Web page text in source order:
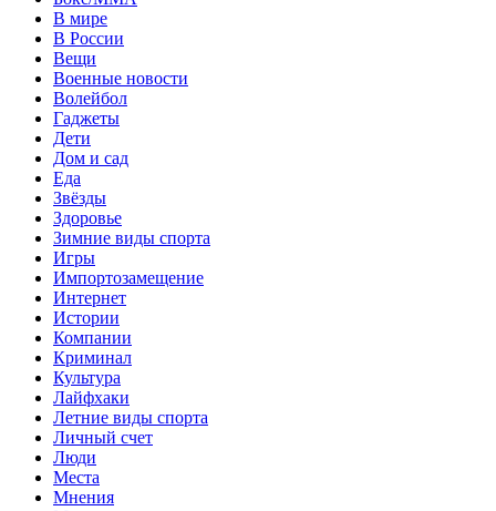
В мире
В России
Вещи
Военные новости
Волейбол
Гаджеты
Дети
Дом и сад
Еда
Звёзды
Здоровье
Зимние виды спорта
Игры
Импортозамещение
Интернет
Истории
Компании
Криминал
Культура
Лайфхаки
Летние виды спорта
Личный счет
Люди
Места
Мнения